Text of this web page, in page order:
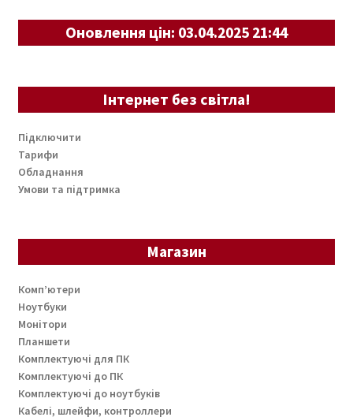
Оновлення цін: 03.04.2025 21:44
Інтернет без світла!
Підключити
Тарифи
Обладнання
Умови та підтримка
Магазин
Комп’ютери
Ноутбуки
Монітори
Планшети
Комплектуючі для ПК
Комплектуючі до ПК
Комплектуючі до ноутбуків
Кабелі, шлейфи, контроллери